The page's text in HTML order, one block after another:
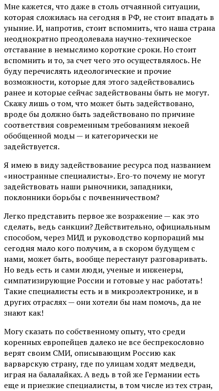
Мне кажется, что даже в столь отчаянной ситуации,
которая сложилась на сегодня в РФ, не стоит впадать в
уныние. И, напротив, стоит вспомнить, что наша страна
неоднократно преодолевала научно-техническое
отставание в немыслимо короткие сроки. Но стоит
вспомнить и то, за счет чего это осуществлялось. Не
буду перечислять идеологические и прочие
возможности, которые для этого задействовались
ранее и которые сейчас задействованы быть не могут.
Скажу лишь о том, что может быть задействовано,
вроде бы должно быть задействовано по причине
соответствия современным требованиям некоей
обобщенной моды — и категорически не
задействуется.
Я имею в виду задействование ресурса под названием
«иностранные специалисты». Его-то почему не могут
задействовать наши рыночники, западники,
поклонники борьбы с почвенничеством?
Легко представить первое же возражение — как это
сделать, ведь санкции? Действительно, официальным
способом, через МИД и руководство корпораций мы
сегодня мало кого получим, а в скором будущем с
нами, может быть, вообще перестанут разговаривать.
Но ведь есть и сами люди, ученые и инженеры,
симпатизирующие России и готовые у нас работать!
Такие специалисты есть и в микроэлектронике, и в
других отраслях — они хотели бы нам помочь, да не
знают как!
Могу сказать по собственному опыту, что среди
коренных европейцев далеко не все беспрекословно
верят своим СМИ, описывающим Россию как
варварскую страну, где по улицам ходят медведи,
играя на балалайках. А ведь в той же Германии есть
еще и приезжие специалисты, в том числе из тех стран,